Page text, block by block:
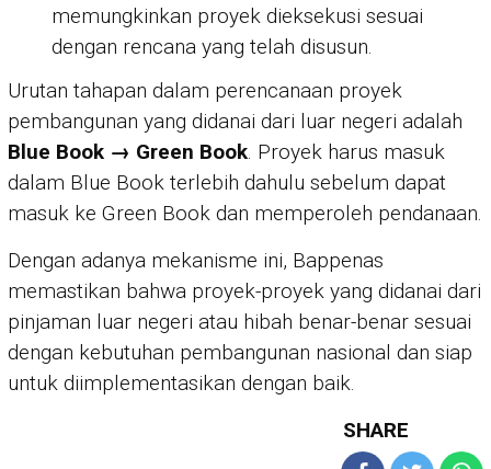
memungkinkan proyek dieksekusi sesuai
dengan rencana yang telah disusun.
Urutan tahapan dalam perencanaan proyek
pembangunan yang didanai dari luar negeri adalah
Blue Book → Green Book . Proyek harus masuk
dalam Blue Book terlebih dahulu sebelum dapat
masuk ke Green Book dan memperoleh pendanaan.
Dengan adanya mekanisme ini, Bappenas
memastikan bahwa proyek-proyek yang didanai dari
pinjaman luar negeri atau hibah benar-benar sesuai
dengan kebutuhan pembangunan nasional dan siap
untuk diimplementasikan dengan baik.
SHARE